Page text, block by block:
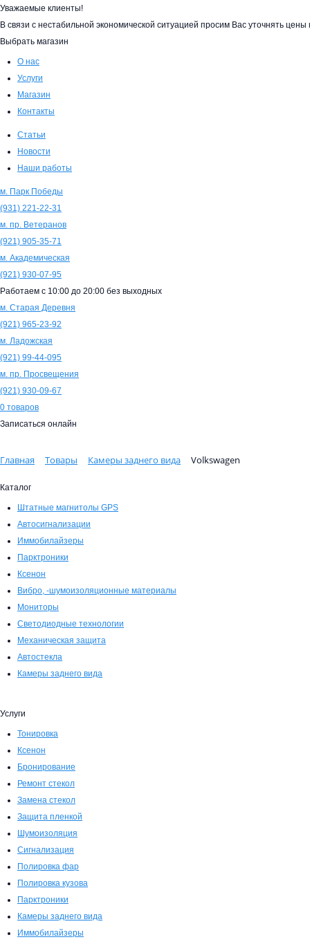
Уважаемые клиенты!
В связи с нестабильной экономической ситуацией просим Вас уточнять
Выбрать магазин
О нас
Услуги
Магазин
Контакты
Статьи
Новости
Наши работы
м. Парк Победы
(931) 221-22-31
м. пр. Ветеранов
(921) 905-35-71
м. Академическая
(921) 930-07-95
Работаем с 10:00 до 20:00 без выходных
м. Старая Деревня
(921) 965-23-92
м. Ладожская
(921) 99-44-095
м. пр. Просвещения
(921) 930-09-67
0 товаров
Записаться онлайн
Главная Товары Камеры заднего вида Volkswagen
Каталог
Штатные магнитолы GPS
Автосигнализации
Иммобилайзеры
Парктроники
Ксенон
Вибро, -шумоизоляционные материалы
Мониторы
Светодиодные технологии
Механическая защита
Автостекла
Камеры заднего вида
Услуги
Тонировка
Ксенон
Бронирование
Ремонт стекол
Замена стекол
Защита пленкой
Шумоизоляция
Сигнализация
Полировка фар
Полировка кузова
Парктроники
Камеры заднего вида
Иммобилайзеры